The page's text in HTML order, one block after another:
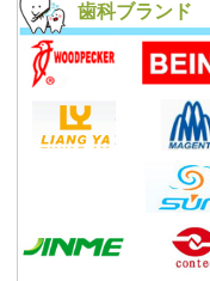
歯科ブランド